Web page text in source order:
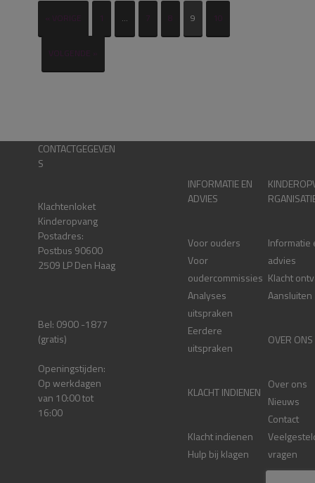
« VORIGE 1 … 9 10
VOLGENDE »
CONTACTGEGEVEN
S
Klachtenloket
Kinderopvang
Postadres:
Postbus 90600
2509 LP Den Haag
Bel: 0900 -1877
(gratis)
Openingstijden:
Op werkdagen
van 10:00 tot
16:00
INFORMATIE EN
ADVIES
Voor ouders
Voor
oudercommissies
Analyses
uitspraken
Eerdere
uitspraken
KLACHT INDIENEN
Klacht indienen
Hulp bij klagen
Informatie
advies
Klacht
Aansluiten
OVER ONS
Over ons
Nieuws
Contact
vragen